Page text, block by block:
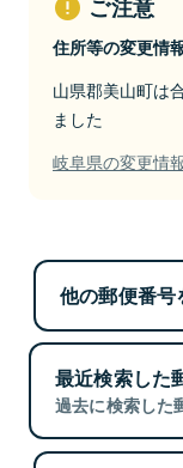
ご注意
住所等の変更情
山県郡美山町は
ました
岐阜県の変更情
他の郵便番号
最近検索した
過去に検索した